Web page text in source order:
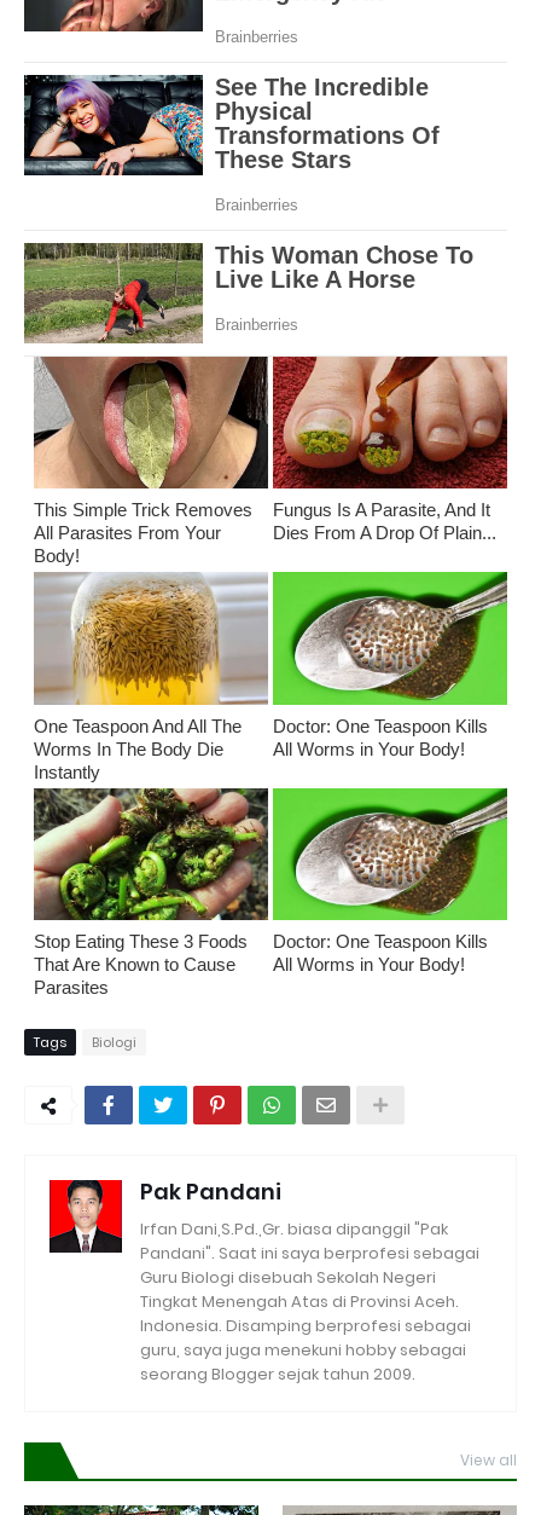
This Simple Trick Removes
All Parasites From Your
Body!
Fungus Is A Parasite, And It
Dies From A Drop Of Plain...
One Teaspoon And All The
Worms In The Body Die
Instantly
Doctor: One Teaspoon Kills
All Worms in Your Body!
Stop Eating These 3 Foods
That Are Known to Cause
Parasites
Doctor: One Teaspoon Kills
All Worms in Your Body!
Tags Biologi
Pak Pandani
Irfan Dani,S.Pd.,Gr. biasa dipanggil "Pak
Pandani". Saat ini saya berprofesi sebagai
Guru Biologi disebuah Sekolah Negeri
Tingkat Menengah Atas di Provinsi Aceh.
Indonesia. Disamping berprofesi sebagai
guru, saya juga menekuni hobby sebagai
seorang Blogger sejak tahun 2009.
View all